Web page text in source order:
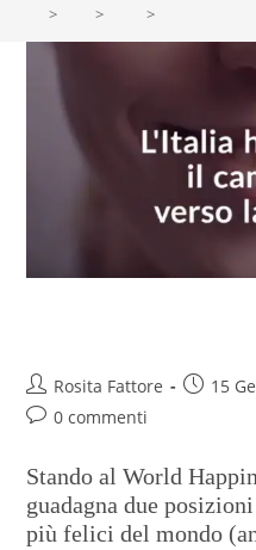
> > >
Rosita Fattore 15
0 commenti
Stando al World
guadagna due
più felici del mondo